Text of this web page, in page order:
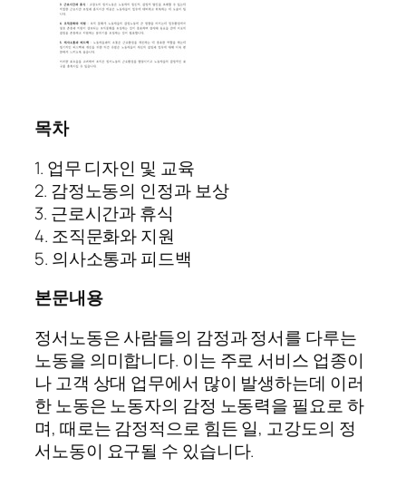
목차
1. 업무 디자인 및 교육
2. 감정노동의 인정과 보상
3. 근로시간과 휴식
4. 조직문화와 지원
5. 의사소통과 피드백
본문내용
정서노동은 사람들의 감정과 정서를 다루는
노동을 의미합니다. 이는 주로 서비스 업종이
나 고객 상대 업무에서 많이 발생하는데 이러
한 노동은 노동자의 감정 노동력을 필요로 하
며, 때로는 감정적으로 힘든 일, 고강도의 정
서노동이 요구될 수 있습니다.